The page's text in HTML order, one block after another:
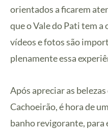
orientados a ficarem
que o Vale do Pati tem a
vídeos e fotos são
plenamente essa
Após apreciar as
Cachoeirão, é hora de
banho revigorante, para